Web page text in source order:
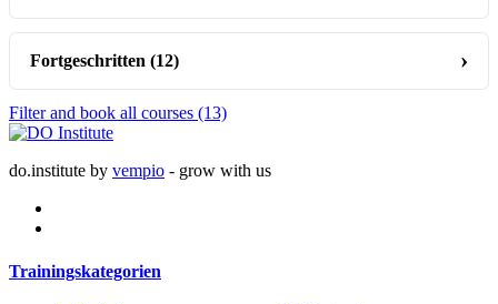
Fortgeschritten(12)
Filter and book all courses (13)
do.institute by vempio - grow with us
Trainingskategorien